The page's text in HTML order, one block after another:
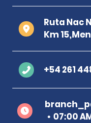
Ruta Nac
Km
+54 261
07:00